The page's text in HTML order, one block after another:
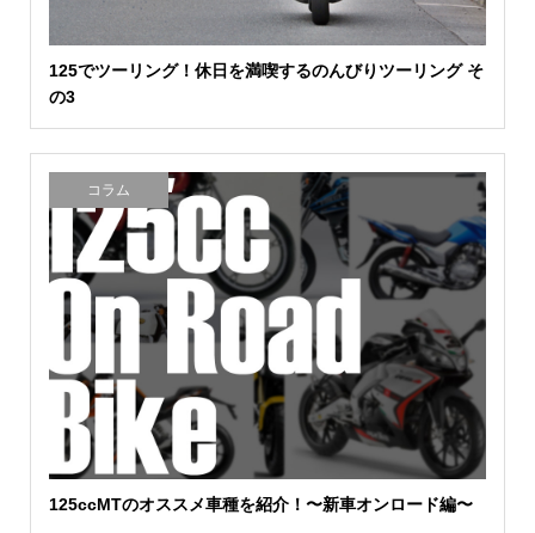
125でツーリング！休日を満喫するのんびりツーリング そ
の3
コラム
125ccMTのオススメ車種を紹介！〜新車オンロード編〜